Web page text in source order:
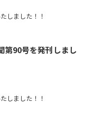
しました！！
第90号を発刊しまし
しました！！